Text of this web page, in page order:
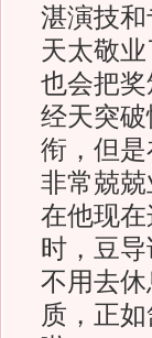
湛演技
天太敬
也会把
经天突
衔，但
非常兢
在他现
时，豆
不用去
质，正